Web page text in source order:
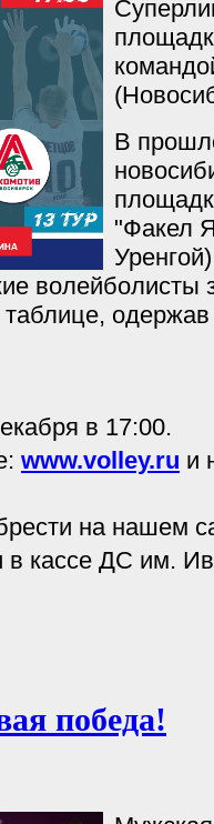
В
"Факел
волейболисты
таблице,
в 17:00.
www.volley.ru и
на нашем
в кассе ДС им.
победа!